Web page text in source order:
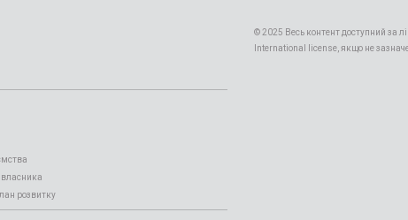
власника
розвитку
© 2025 Весь контент доступний за
International license, якщо не